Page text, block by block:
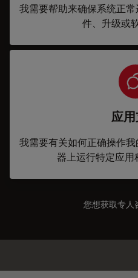
我需要帮助来确保系统正
件、升级或
应
我需要有关如何正确操作
器上运行特定应用
您想获取专人